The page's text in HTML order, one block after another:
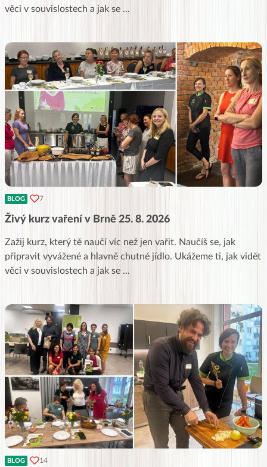
věci v souvislostech a jak se ...
BLOG 7
Živý kurz vaření v Brně 25. 8. 2026
Zažij kurz, který tě naučí víc než jen vařit. Naučíš se, jak
připravit vyvážené a hlavně chutné jídlo. Ukážeme ti, jak vidět
věci v souvislostech a jak se ...
BLOG 14